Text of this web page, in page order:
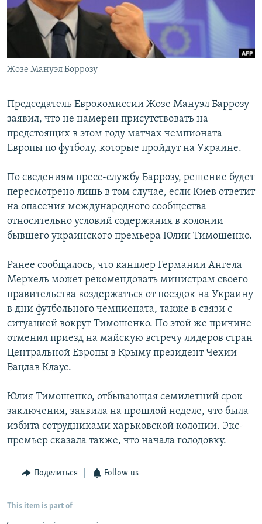
Հայերեն
Русский
Жозе Мануэл Боррозу
Председатель Еврокомиссии Жозе Мануэл Баррозу
заявил, что не намерен присутствовать на
предстоящих в этом году матчах чемпионата
Европы по футболу, которые пройдут на Украине.
По сведениям пресс-службу Баррозу, решение будет
пересмотрено лишь в том случае, если Киев ответит
на опасения международного сообщества
относительно условий содержания в колонии
бывшего украинского премьера Юлии Тимошенко.
Ранее сообщалось, что канцлер Германии Ангела
Меркель может рекомендовать министрам своего
правительства воздержаться от поездок на Украину
в дни футбольного чемпионата, также в связи с
ситуацией вокруг Тимошенко. По этой же причине
отменил приезд на майскую встречу лидеров стран
Центральной Европы в Крыму президент Чехии
Вацлав Клаус.
Юлия Тимошенко, отбывающая семилетний срок
заключения, заявила на прошлой неделе, что была
избита сотрудниками харьковской колонии. Экс-
премьер сказала также, что начала голодовку.
Поделиться Follow us
This item is part of